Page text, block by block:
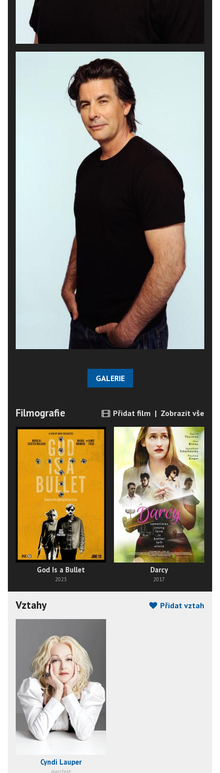
GALERIE
Filmografie Přidat film | Zobrazit vše
God Is a Bullet
2023
Darcy
2017
Vztahy Přidat vztah
Cyndi Lauper
manželé